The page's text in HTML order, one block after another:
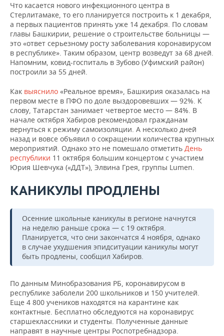
Что касается нового инфекционного центра в
Стерлитамаке, то его планируется построить к 1 декабря,
а первых пациентов принять уже 14 декабря. По словам
главы Башкирии, решение о строительстве больницы —
это «ответ серьезному росту заболевания коронавирусом
в республике». Таким образом, центр возведут за 68 дней.
Напомним, ковид-госпиталь в Зубово (Уфимский район)
построили за 55 дней.
Как выяснило «Реальное время», Башкирия оказалась на
первом месте в ПФО по доле выздоровевших — 92%. К
слову, Татарстан занимает четвертое место — 84%. В
начале октября Хабиров рекомендовал гражданам
вернуться к режиму самоизоляции. А несколько дней
назад и вовсе объявил о сокращении количества крупных
мероприятий. Однако это не помешало отметить День
республики 11 октября большим концертом с участием
Юрия Шевчука («ДДТ»), Элвина Грея, группы Lumen.
КАНИКУЛЫ ПРОДЛЕНЫ
Осенние школьные каникулы в регионе начнутся
на неделю раньше срока — с 19 октября.
Планируется, что они закончатся 4 ноября, однако
в случае ухудшения эпидситуации каникулы могут
быть продлены, сообщил Хабиров.
По данным Минобразования РБ, коронавирусом в
республике заболели 200 школьников и 150 учителей.
Еще 4 800 учеников находятся на карантине как
контактные. Бесплатно обследуются на коронавирус
старшеклассники и студенты. Полученные данные
направят в научные центры Роспотребнадзора.